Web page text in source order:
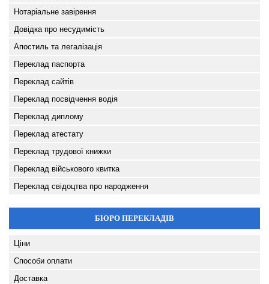
Нотаріальне завірення
Довідка про несудимість
Апостиль та легалізація
Переклад паспорта
Переклад сайтів
Переклад посвідчення водія
Переклад диплому
Переклад атестату
Переклад трудової книжки
Переклад військового квитка
Переклад свідоцтва про народження
БЮРО ПЕРЕКЛАДІВ
Ціни
Способи оплати
Доставка